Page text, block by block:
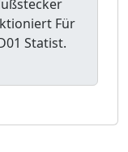
Für
Statist.